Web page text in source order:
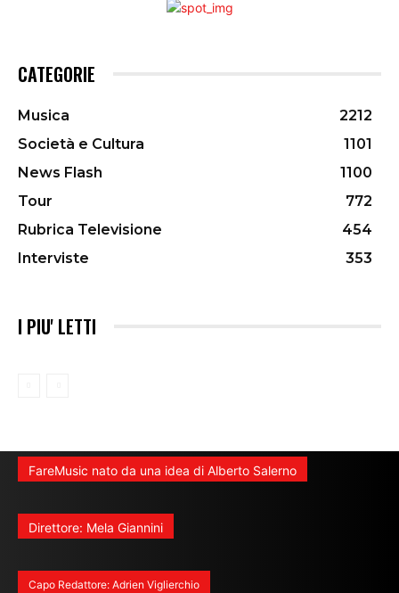
CATEGORIE
Musica
2212
Società e Cultura
1101
News Flash
1100
Tour
772
Rubrica Televisione
454
Interviste
353
I PIU' LETTI
FareMusic nato da una idea di Alberto Salerno
Direttore: Mela Giannini
Capo Redattore: Adrien Viglierchio